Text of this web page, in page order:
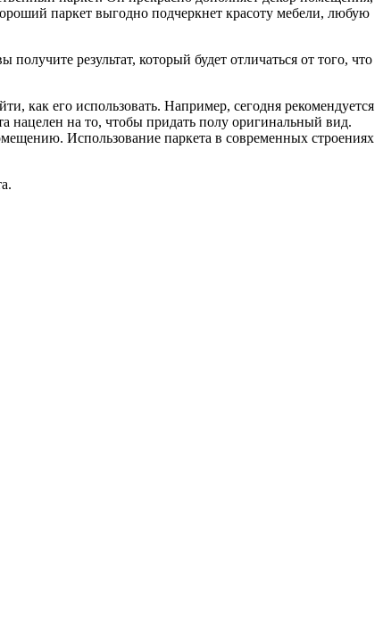
паркет выгодно подчеркнет красоту мебели, любую
результат, который будет отличаться от того, что
как его использовать. Например, сегодня рекомендуется
нацелен на то, чтобы придать полу оригинальный вид.
Использование паркета в современных строениях